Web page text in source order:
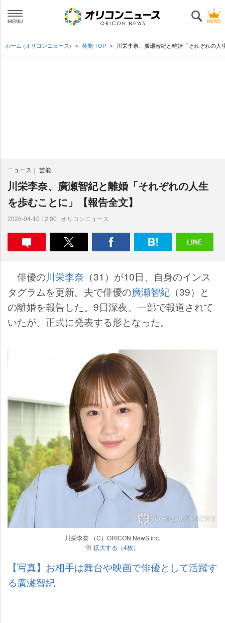
ホーム (オリコンニュース) 芸能 TOP 川栄李奈、廣瀬智紀と離婚「それぞれの人
ニュース 芸能
川栄李奈、廣瀬智紀と離婚「それぞれの人生
を歩むことに」【報告全文】
2026-04-10 12:00 オリコンニュース
俳優の川栄李奈 （31）が10日、自身のインス
タグラムを更新。夫で俳優の廣瀬智紀 （39）と
の離婚を報告した。9日深夜、一部で報道されて
いたが、正式に発表する形となった。
川栄李奈 （C）ORICON NewS inc.
拡大する（4枚）
【写真】お相手は舞台や映画で俳優として活躍す
る廣瀬智紀